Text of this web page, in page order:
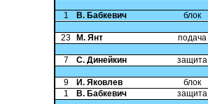
1 В. Бабкевич блок
23 М. Янт подача
7 С. Динейкин защита
9 И. Яковлев
блок
1
В. Бабкевич защита